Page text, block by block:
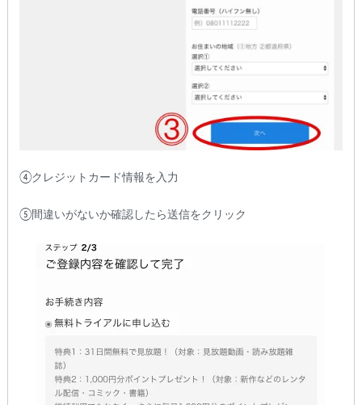
④クレジットカード情報を入力
⑤間違いがないか確認したら送信をクリック